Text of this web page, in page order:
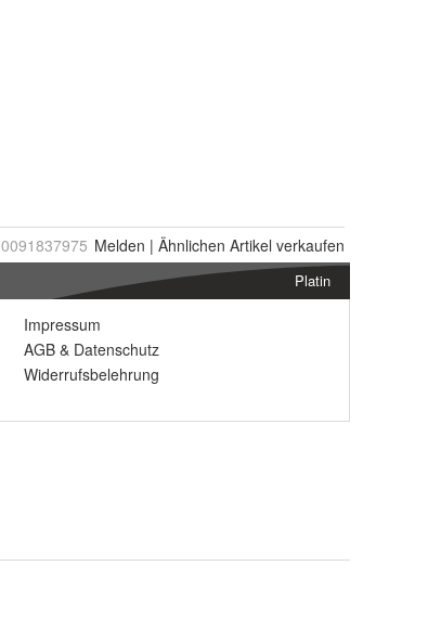
0091837975 Melden | Ähnlichen Artikel verkaufen
Platin
Impressum
AGB & Datenschutz
Widerrufsbelehrung